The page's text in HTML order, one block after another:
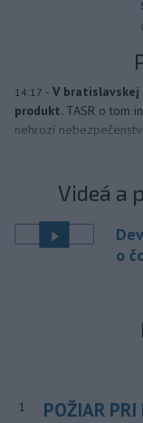
14:17 - V
produkt. TASR o tom
nehrozí
Videá a
o
1
POŽIAR